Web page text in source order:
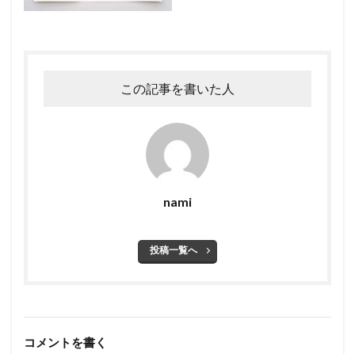
この記事を書いた人
nami
投稿一覧へ
コメントを書く